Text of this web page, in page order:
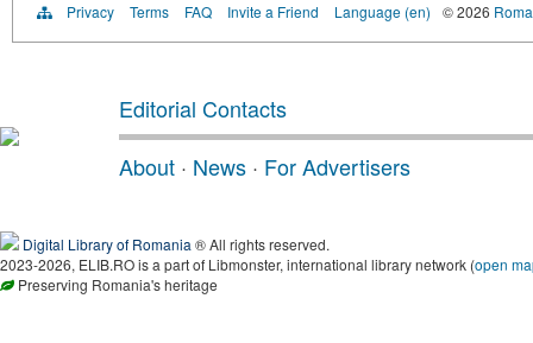
Privacy Terms FAQ Invite a Friend Language (en) © 2026
Editorial Contacts
About · News · For Advertisers
Digital Library of Romania ® All rights reserved.
2023-2026, ELIB.RO is a part of Libmonster, international library network (open
Preserving Romania's heritage